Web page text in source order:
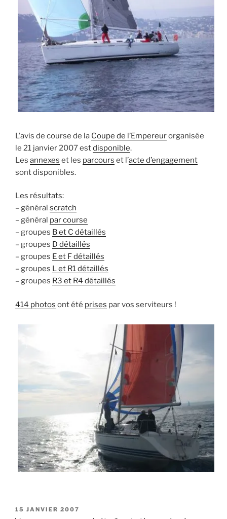
L’avis de course de la Coupe de l’Empereurorganisée
le 21 janvier 2007 estdisponible.
Les annexes et les parcours et l’acte d’engagement
sont disponibles.
Les résultats:
– général scratch
– général par course
– groupes B et C détaillés
– groupes D détaillés
– groupes E et F détaillés
– groupes L et R1 détaillés
– groupes R3 et R4 détaillés
414 photos ont été prises par vos serviteurs !
PUBLIÉ
15 JANVIER 2007